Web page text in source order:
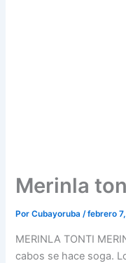
Merinla
PorCubayoruba/febrero
MERINLA TONTI
cabos se hace soga.